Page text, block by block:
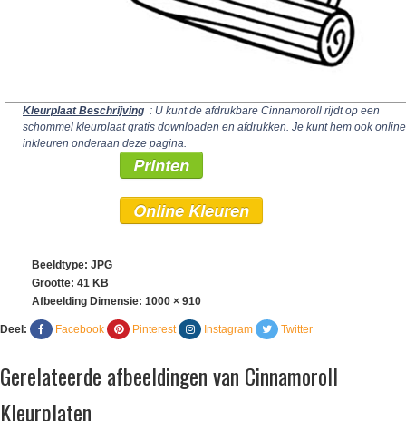
Kleurplaat Beschrijving : U kunt de afdrukbare Cinnamoroll rijdt op een
schommel kleurplaat gratis downloaden en afdrukken. Je kunt hem ook online
inkleuren onderaan deze pagina.
Printen
Online Kleuren
Beeldtype: JPG
Grootte: 41 KB
Afbeelding Dimensie: 1000 × 910
Deel: Facebook Pinterest Instagram Twitter
Gerelateerde afbeeldingen van Cinnamoroll
Kleurplaten